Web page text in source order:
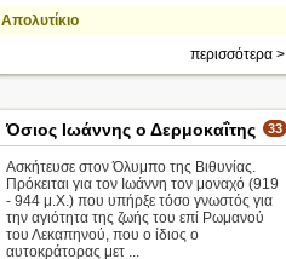
Απολυτίκιο
περισσότερα >
33
Όσιος Ιωάννης ο Δερμοκαΐτης
Ασκήτευσε στον Όλυμπο της Βιθυνίας.
Πρόκειται για τον Ιωάννη τον μοναχό (919
- 944 μ.Χ.) που υπήρξε τόσο γνωστός για
την αγιότητα της ζωής του επί Ρωμανού
του Λεκαπηνού, που ο ίδιος ο
αυτοκράτορας μετ ...